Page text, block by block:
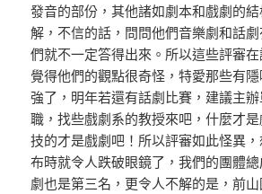
發音的部份，其他諸如劇本和戲劇的
解，不信的話，問問他們音樂劇和話
們就不一定答得出來。所以這些評審
覺得他們的觀點很奇怪，特愛那些有
強了，明年若還有話劇比賽，建議主
職，找些戲劇系的教授來吧，什麼才
技的才是戲劇吧！所以評審如此怪異
布時就令人跌破眼鏡了，我們的團體
劇也是第三名，更令人不解的是，前